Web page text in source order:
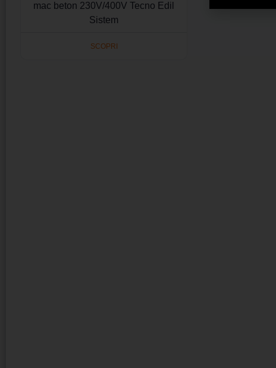
mac beton 230V/400V Tecno Edil
Sistem
SCOPRI